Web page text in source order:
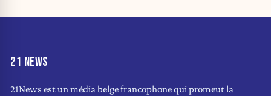
21 NEWS
21News est un média belge francophone qui promeut la